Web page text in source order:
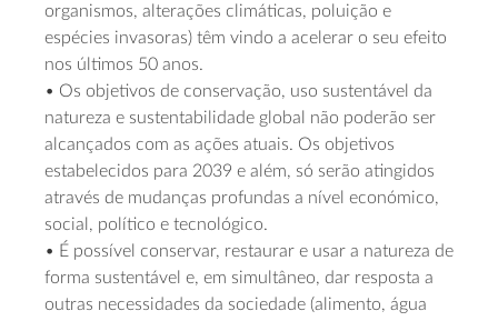
organismos, alterações climáticas, poluição e
espécies invasoras) têm vindo a acelerar o seu efeito
nos últimos 50 anos.
• Os objetivos de conservação, uso sustentável da
natureza e sustentabilidade global não poderão ser
alcançados com as ações atuais. Os objetivos
estabelecidos para 2039 e além, só serão atingidos
através de mudanças profundas a nível económico,
social, político e tecnológico.
• É possível conservar, restaurar e usar a natureza de
forma sustentável e, em simultâneo, dar resposta a
outras necessidades da sociedade (alimento, água